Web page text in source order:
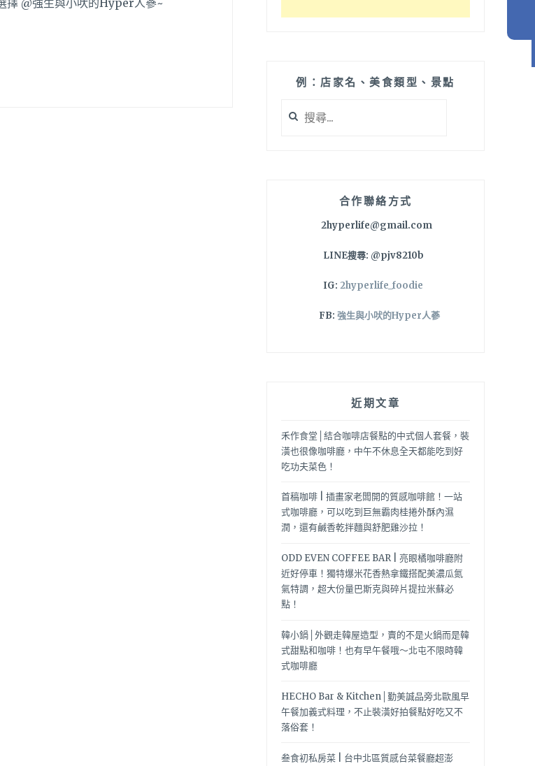
例：店家名、美食類型、景點
尋
合作聯絡方式
2hyperlife@gmail.com
LINE搜尋: @pjv8210b
IG: 2hyperlife_foodie
FB: 強生與小吠的Hyper人蔘
近期文章
禾作食堂│結合咖啡店餐點的中式個人套餐，裝
潢也很像咖啡廳，中午不休息全天都能吃到好
吃功夫菜色！
首稿咖啡 | 插畫家老闆開的質感咖啡館！一站
式咖啡廳，可以吃到巨無霸肉桂捲外酥內濕
潤，還有鹹香乾拌麵與舒肥雞沙拉！
ODD EVEN COFFEE BAR | 亮眼橘咖啡廳附
近好停車！獨特爆米花香熱拿鐵搭配美濃瓜氮
氣特調，超大份量巴斯克與碎片提拉米蘇必
點！
韓小鍋│外觀走韓屋造型，賣的不是火鍋而是韓
式甜點和咖啡！也有早午餐哦～北屯不限時韓
式咖啡廳
HECHO Bar & Kitchen│勤美誠品旁北歐風早
午餐加義式料理，不止裝潢好拍餐點好吃又不
落俗套！
叁食初私房菜 | 台中北區質感台菜餐廳超澎